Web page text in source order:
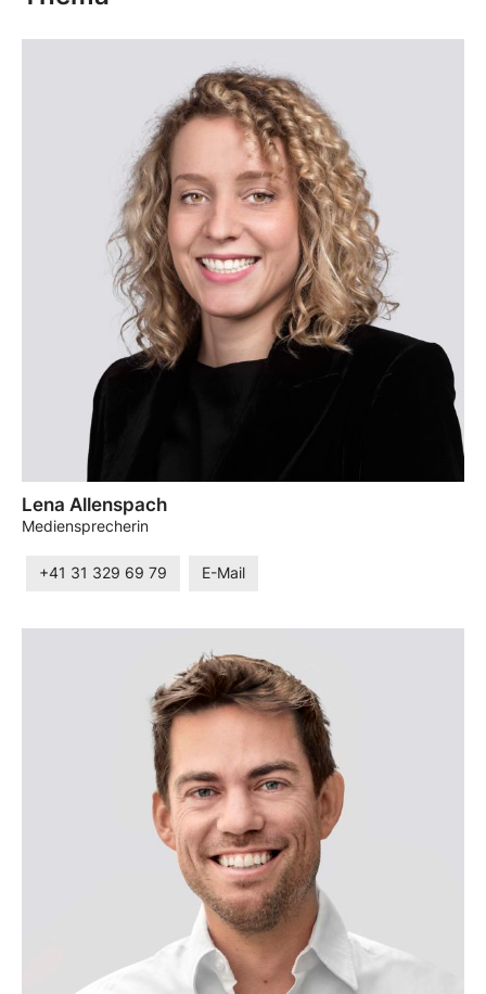
Lena Allenspach
Mediensprecherin
+41 31 329 69 79 E-Mail